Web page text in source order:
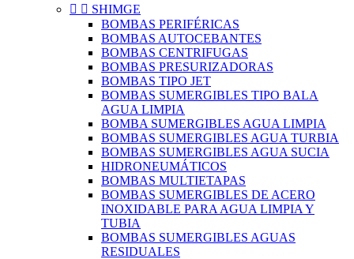
  SHIMGE
BOMBAS PERIFÉRICAS
BOMBAS AUTOCEBANTES
BOMBAS CENTRIFUGAS
BOMBAS PRESURIZADORAS
BOMBAS TIPO JET
BOMBAS SUMERGIBLES TIPO BALA
AGUA LIMPIA
BOMBA SUMERGIBLES AGUA LIMPIA
BOMBAS SUMERGIBLES AGUA TURBIA
BOMBAS SUMERGIBLES AGUA SUCIA
HIDRONEUMÁTICOS
BOMBAS MULTIETAPAS
BOMBAS SUMERGIBLES DE ACERO
INOXIDABLE PARA AGUA LIMPIA Y
TUBIA
BOMBAS SUMERGIBLES AGUAS
RESIDUALES